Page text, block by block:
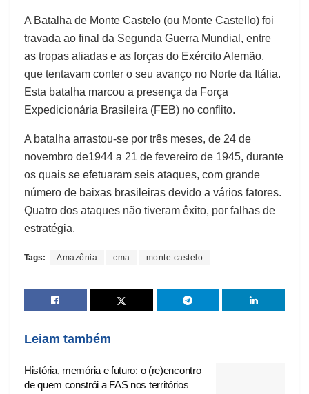
A Batalha de Monte Castelo (ou Monte Castello) foi
travada ao final da Segunda Guerra Mundial, entre
as tropas aliadas e as forças do Exército Alemão,
que tentavam conter o seu avanço no Norte da Itália.
Esta batalha marcou a presença da Força
Expedicionária Brasileira (FEB) no conflito.
A batalha arrastou-se por três meses, de 24 de
novembro de1944 a 21 de fevereiro de 1945, durante
os quais se efetuaram seis ataques, com grande
número de baixas brasileiras devido a vários fatores.
Quatro dos ataques não tiveram êxito, por falhas de
estratégia.
Tags: Amazônia cma monte castelo
Leiam também
História, memória e futuro: o (re)encontro
de quem constrói a FAS nos territórios